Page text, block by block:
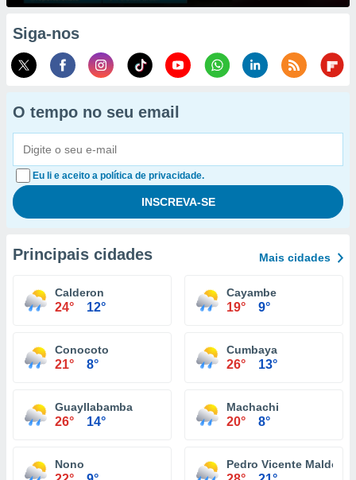
Siga-nos
O tempo no seu email
Eu li e aceito a política de privacidade.
Principais cidades Mais cidades
Calderon
24° 12°
Cayambe
19° 9°
Conocoto
21° 8°
Cumbaya
26° 13°
Guayllabamba
26° 14°
Machachi
20° 8°
Nono Pedro Vicente